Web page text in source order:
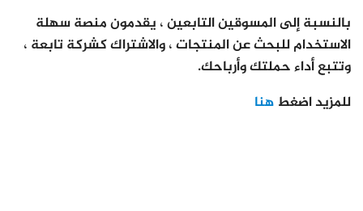
بالنسبة إلى المسوقين التابعين ، يقدمون منصة سهلة
الاستخدام للبحث عن المنتجات ، والاشتراك كشركة تابعة ،
وتتبع أداء حملتك وأرباحك.
للمزيد اضغط هنا